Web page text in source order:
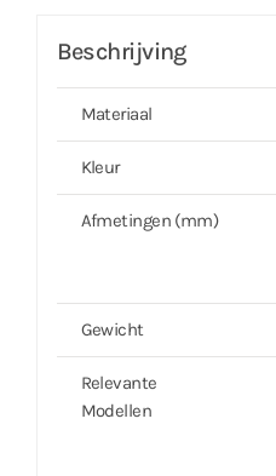
Beschrijving
Materiaal
Kleur
Afmetingen (mm)
Gewicht
Relevante
Modellen